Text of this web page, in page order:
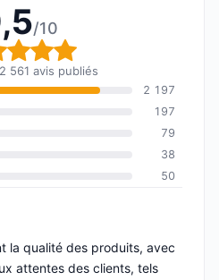
/10
globale : 9,5 sur
561 avis publiés
2 197
197
79
38
50
la qualité des produits, avec
attentes des clients, tels